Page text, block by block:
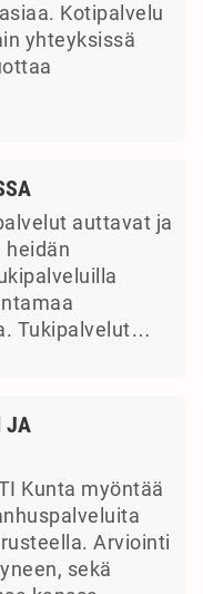
Kotipalvelu
yhteyksissä
auttavat ja
heidän
Tukipalvelut…
JA
Kunta myöntää
Arviointi
sekä